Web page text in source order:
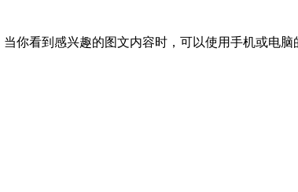
你看到感兴趣的图文内容时，可以使用手机或电脑